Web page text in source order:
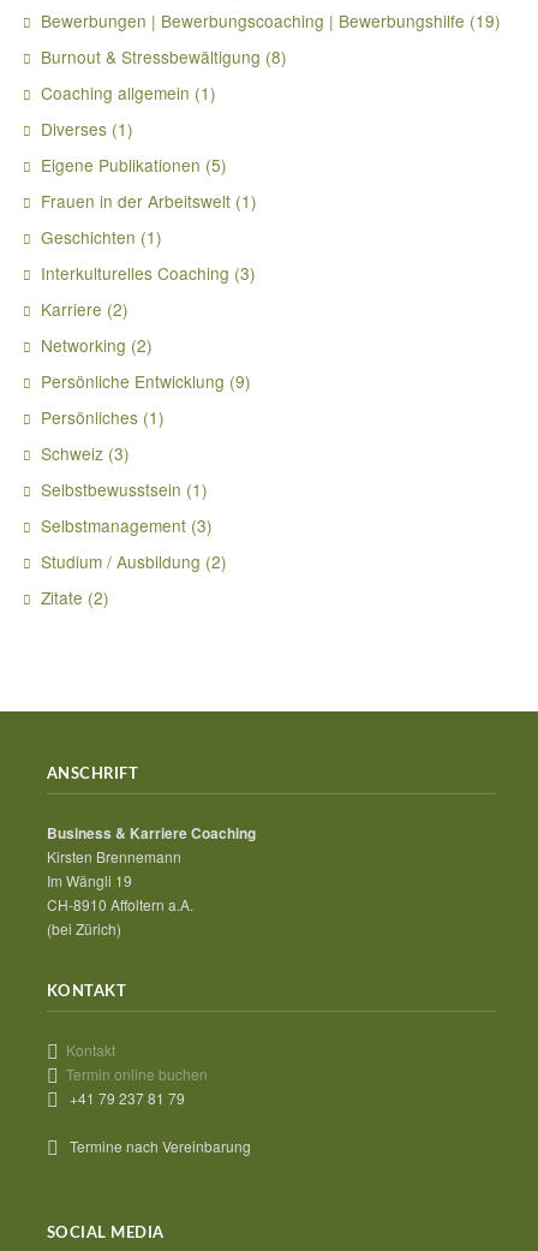
Bewerbungen | Bewerbungscoaching | Bewerbungshilfe (19)
Burnout & Stressbewältigung (8)
Coaching allgemein (1)
Diverses (1)
Eigene Publikationen (5)
Frauen in der Arbeitswelt (1)
Geschichten (1)
Interkulturelles Coaching (3)
Karriere (2)
Networking (2)
Persönliche Entwicklung (9)
Persönliches (1)
Schweiz (3)
Selbstbewusstsein (1)
Selbstmanagement (3)
Studium / Ausbildung (2)
Zitate (2)
ANSCHRIFT
Business & Karriere Coaching
Kirsten Brennemann
Im Wängli 19
CH-8910 Affoltern a.A.
(bei Zürich)
KONTAKT
Kontakt
Termin online buchen
+41 79 237 81 79
Termine nach Vereinbarung
SOCIAL MEDIA